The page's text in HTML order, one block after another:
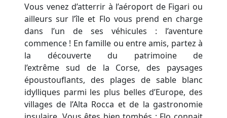
Vous venez d’atterrir à l’aéroport de Figari ou
ailleurs sur l’île et Flo vous prend en charge
dans l’un de ses véhicules : l’aventure
commence ! En famille ou entre amis, partez à
la découverte du patrimoine de
l’extrême sud de la Corse, des paysages
époustouflants, des plages de sable blanc
idylliques parmi les plus belles d’Europe, des
villages de l’Alta Rocca et de la gastronomie